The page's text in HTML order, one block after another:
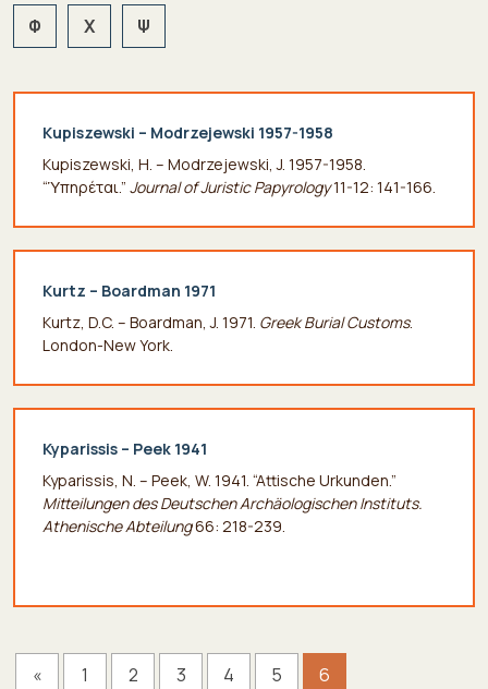
Φ Χ Ψ
Kupiszewski – Modrzejewski 1957-1958
Kupiszewski, H. – Modrzejewski, J. 1957-1958.
“Ὑπηρέται.” Journal of Juristic Papyrology11-12: 141-166.
Kurtz – Boardman 1971
Kurtz, D.C. – Boardman, J. 1971. Greek Burial Customs.
London-New York.
Kyparissis – Peek 1941
Kyparissis, N. – Peek, W. 1941. “Attische Urkunden.”
Mitteilungen des Deutschen Archäologischen Instituts.
Athenische Abteilung66: 218-239.
« 1 2 3 4 5 6